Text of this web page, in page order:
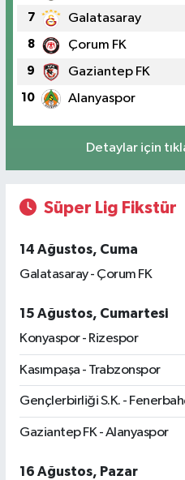
7 Galatasaray
8 Çorum FK
9 Gaziantep FK
10 Alanyaspor
Detaylar için
Süper Lig Fikstür
14 Ağustos, Cuma
Galatasaray - Çorum FK
15 Ağustos, Cumartesi
Konyaspor - Rizespor
Kasımpaşa - Trabzonspor
Gençlerbirliği S.K. -
Gaziantep FK - Alanyaspor
16 Ağustos, Pazar